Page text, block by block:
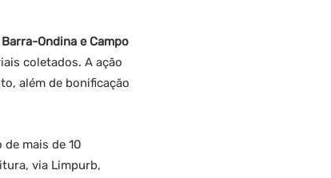
Barra-Ondina e Campo
coletados. A ação
além de bonificação
mais de 10
via Limpurb,